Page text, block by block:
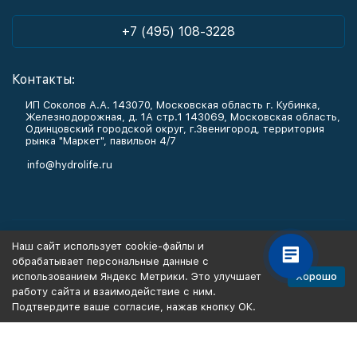
+7 (495) 108-3228
Контакты:
ИП Соколов А.А. 143070, Московская область г. Кубинка,
Железнодорожная, д. 1А стр.1 143069, Московская область,
Одинцовский городской округ, г.Звенигород, территория
рынка "Маркет", павильон 4/7
info@hydrolife.ru
Информация
Политика персональных данных
Наш сайт использует cookie-файлы и
обрабатывает персональные данные с
использованием Яндекс Метрики. Это улучшает
работу сайта и взаимодействие с ним.
Подтвердите ваше согласие, нажав кнопку ОК.
Хорошо